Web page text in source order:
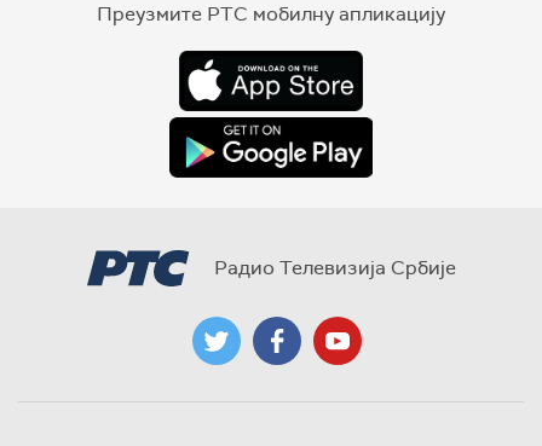
Преузмите РТС мобилну апликацију
Радио Телевизија Србије